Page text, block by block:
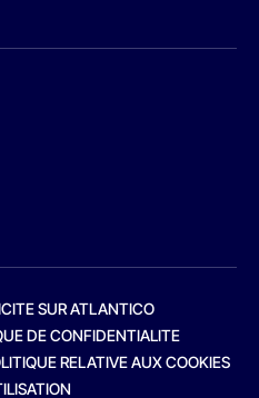
SUR ATLANTICO
DE CONFIDENTIALITE
RELATIVE AUX COOKIES